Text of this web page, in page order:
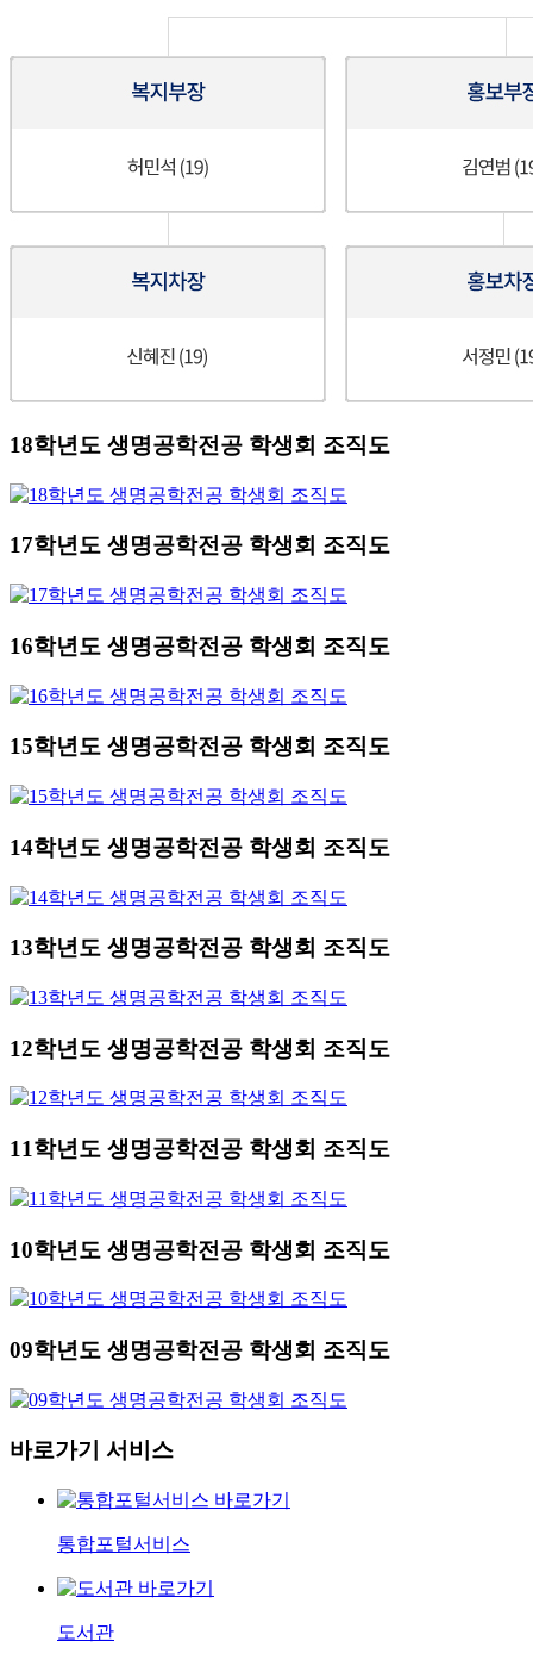
18학년도 생명공학전공 학생회 조직도
17학년도 생명공학전공 학생회 조직도
16학년도 생명공학전공 학생회 조직도
15학년도 생명공학전공 학생회 조직도
14학년도 생명공학전공 학생회 조직도
13학년도 생명공학전공 학생회 조직도
12학년도 생명공학전공 학생회 조직도
11학년도 생명공학전공 학생회 조직도
10학년도 생명공학전공 학생회 조직도
09학년도 생명공학전공 학생회 조직도
바로가기 서비스
통합포털서비스
도서관